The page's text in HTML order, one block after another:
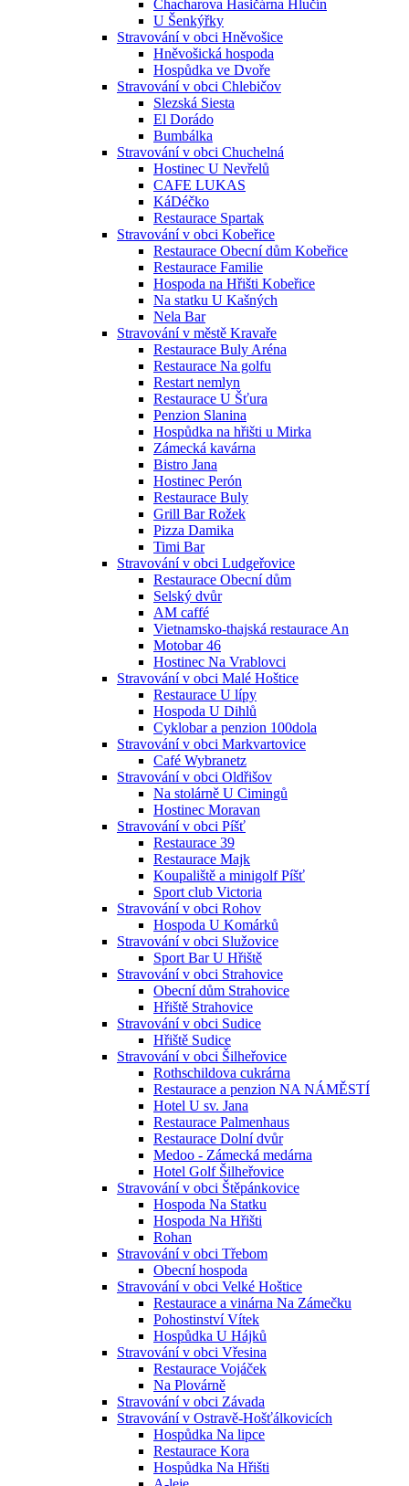
Chacharova Hasičárna Hlučín
U Šenkýřky
Stravování v obci Hněvošice
Hněvošická hospoda
Hospůdka ve Dvoře
Stravování v obci Chlebičov
Slezská Siesta
El Dorádo
Bumbálka
Stravování v obci Chuchelná
Hostinec U Nevřelů
CAFE LUKAS
KáDéčko
Restaurace Spartak
Stravování v obci Kobeřice
Restaurace Obecní dům Kobeřice
Restaurace Familie
Hospoda na Hřišti Kobeřice
Na statku U Kašných
Nela Bar
Stravování v městě Kravaře
Restaurace Buly Aréna
Restaurace Na golfu
Restart nemlyn
Restaurace U Šťura
Penzion Slanina
Hospůdka na hřišti u Mirka
Zámecká kavárna
Bistro Jana
Hostinec Perón
Restaurace Buly
Grill Bar Rožek
Pizza Damika
Timi Bar
Stravování v obci Ludgeřovice
Restaurace Obecní dům
Selský dvůr
AM caffé
Vietnamsko-thajská restaurace An
Motobar 46
Hostinec Na Vrablovci
Stravování v obci Malé Hoštice
Restaurace U lípy
Hospoda U Dihlů
Cyklobar a penzion 100dola
Stravování v obci Markvartovice
Café Wybranetz
Stravování v obci Oldřišov
Na stolárně U Cimingů
Hostinec Moravan
Stravování v obci Píšť
Restaurace 39
Restaurace Majk
Koupaliště a minigolf Píšť
Sport club Victoria
Stravování v obci Rohov
Hospoda U Komárků
Stravování v obci Služovice
Sport Bar U Hřiště
Stravování v obci Strahovice
Obecní dům Strahovice
Hřiště Strahovice
Stravování v obci Sudice
Hřiště Sudice
Stravování v obci Šilheřovice
Rothschildova cukrárna
Restaurace a penzion NA NÁMĚSTÍ
Hotel U sv. Jana
Restaurace Palmenhaus
Restaurace Dolní dvůr
Medoo - Zámecká medárna
Hotel Golf Šilheřovice
Stravování v obci Štěpánkovice
Hospoda Na Statku
Hospoda Na Hřišti
Rohan
Stravování v obci Třebom
Obecní hospoda
Stravování v obci Velké Hoštice
Restaurace a vinárna Na Zámečku
Pohostinství Vítek
Hospůdka U Hájků
Stravování v obci Vřesina
Restaurace Vojáček
Na Plovárně
Stravování v obci Závada
Stravování v Ostravě-Hošťálkovicích
Hospůdka Na lipce
Restaurace Kora
Hospůdka Na Hřišti